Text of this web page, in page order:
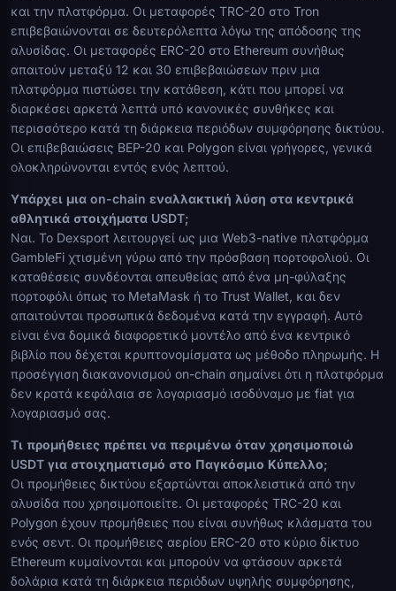
και την πλατφόρμα. Οι μεταφορές TRC-20 στο Tron
επιβεβαιώνονται σε δευτερόλεπτα λόγω της απόδοσης της
αλυσίδας. Οι μεταφορές ERC-20 στο Ethereum συνήθως
απαιτούν μεταξύ 12 και 30 επιβεβαιώσεων πριν μια
πλατφόρμα πιστώσει την κατάθεση, κάτι που μπορεί να
διαρκέσει αρκετά λεπτά υπό κανονικές συνθήκες και
περισσότερο κατά τη διάρκεια περιόδων συμφόρησης δικτύου.
Οι επιβεβαιώσεις BEP-20 και Polygon είναι γρήγορες, γενικά
ολοκληρώνονται εντός ενός λεπτού.
Υπάρχει μια on-chain εναλλακτική λύση στα κεντρικά
αθλητικά στοιχήματα USDT;
Ναι. Το Dexsport λειτουργεί ως μια Web3-native πλατφόρμα
GambleFi χτισμένη γύρω από την πρόσβαση πορτοφολιού. Οι
καταθέσεις συνδέονται απευθείας από ένα μη-φύλαξης
πορτοφόλι όπως το MetaMask ή το Trust Wallet, και δεν
απαιτούνται προσωπικά δεδομένα κατά την εγγραφή. Αυτό
είναι ένα δομικά διαφορετικό μοντέλο από ένα κεντρικό
βιβλίο που δέχεται κρυπτονομίσματα ως μέθοδο πληρωμής. Η
προσέγγιση διακανονισμού on-chain σημαίνει ότι η πλατφόρμα
δεν κρατά κεφάλαια σε λογαριασμό ισοδύναμο με fiat για
λογαριασμό σας.
Τι προμήθειες πρέπει να περιμένω όταν χρησιμοποιώ
USDT για στοιχηματισμό στο Παγκόσμιο Κύπελλο;
Οι προμήθειες δικτύου εξαρτώνται αποκλειστικά από την
αλυσίδα που χρησιμοποιείτε. Οι μεταφορές TRC-20 και
Polygon έχουν προμήθειες που είναι συνήθως κλάσματα του
ενός σεντ. Οι προμήθειες αερίου ERC-20 στο κύριο δίκτυο
Ethereum κυμαίνονται και μπορούν να φτάσουν αρκετά
δολάρια κατά τη διάρκεια περιόδων υψηλής συμφόρησης,